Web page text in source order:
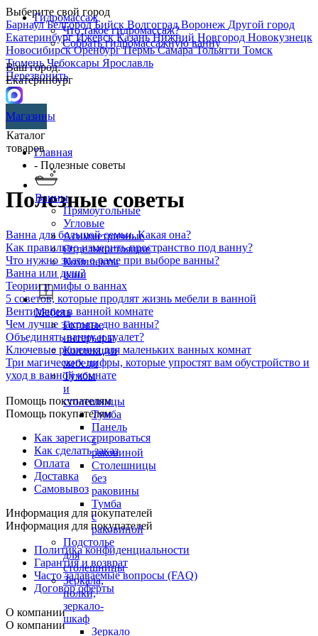
Выберите свой город
БарнаулБелгородБийск ВолгоградВоронеж Другой город
ЕкатеринбургИжевскКазаньНижний Новгород Новокузнецк
НовосибирскОренбургПермьСамараТольятти Томск
ТюменьЧебоксары Ярославль
Перезвонить
Гидромассаж
Что такое гидромассаж?
Собрать гидромассажную ванну
Ваш город:
Екатеринбург
Магазины
Каталог
товаров
Ванны
Прямоугольные
Угловые
Асимметричные
Отдельностоящие
Комплекты
ванн
Мебель
Готовые
интерьеры
Коллекции
мебели
Тумбы
и
столешницы
Тумба
Панель
с
раковиной
Столешницы
без
раковины
Тумба
с
раковиной
Подстолье
для
столешницы
Зеркала,
полки,
зеркало-
шкаф
Зеркало
Главная
- Полезные советы
Полезные советы
Ванна для большой семьи. Какая она?
Как правильно измерить пространство под ванну?
Что нужно знать о раме при выборе ванны?
Ванна или душ?
Теории и мифы о ваннах
5 советов, которые продлят жизнь мебели в ванной
Вентиляция в ванной комнате
Чем лучше закрыть дно ванны?
Объединять ванну и туалет?
Ключевые решения для маленьких ванных комнат
Три магических цифры, которые упростят вам обустройство и
уход в ванной комнате
Помощь покупателям
Помощь покупателям
Как зарегистрироваться
Как сделать заказ
Оплата
Доставка
Самовывоз
Информация для покупателей
Информация для покупателей
Политика конфиденциальности
Гарантия и возврат
Часто задаваемые вопросы (FAQ)
Договор оферты
О компании
О компании